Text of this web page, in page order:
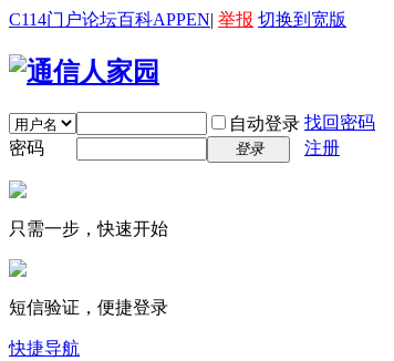
C114门户论坛百科APPEN| 举报 切换到宽版
自动登录 找回密码
密码
登录 注册
只需一步，快速开始
短信验证，便捷登录
快捷导航